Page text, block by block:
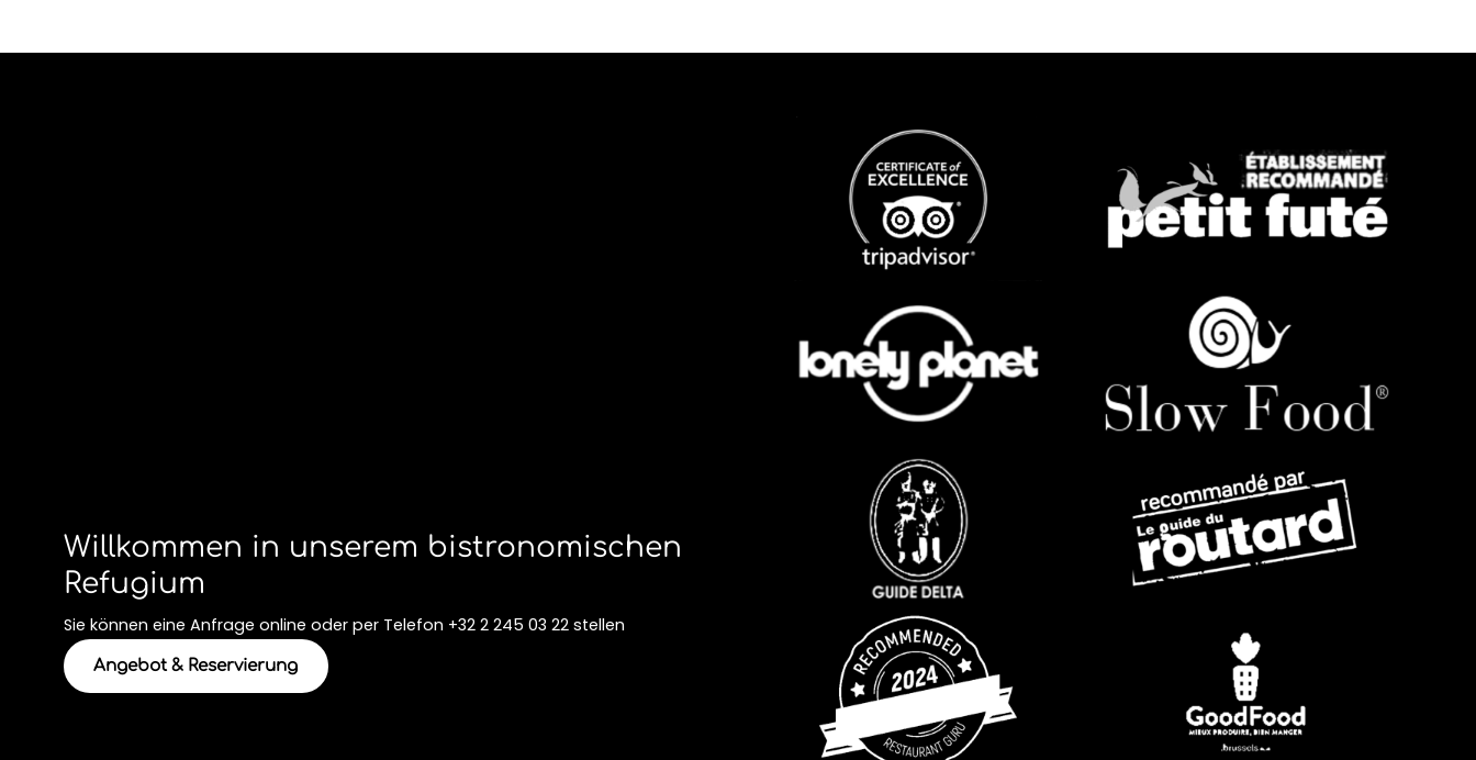
Willkommen in unserem bistronomischen
Refugium
Sie können eine Anfrage online oder per Telefon +32 2 245 03 22stellen
Angebot & Reservierung